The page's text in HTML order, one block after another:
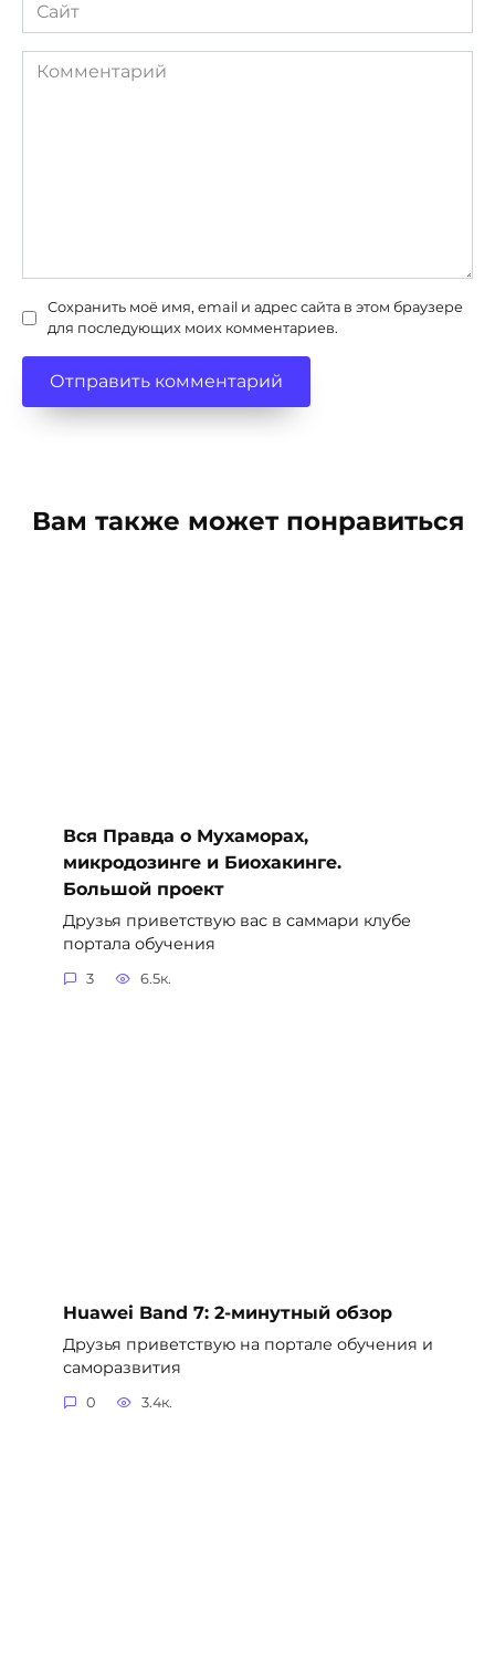
Комментарий
Сохранить моё имя, email и адрес сайта в этом браузере
для последующих моих комментариев.
Вам также может понравиться
Вся Правда о Мухаморах,
микродозинге и Биохакинге.
Большой проект
Друзья приветствую вас в саммари клубе
портала обучения
3 6.5к.
Huawei Band 7: 2-минутный обзор
Друзья приветствую на портале обучения и
саморазвития
0 3.4к.